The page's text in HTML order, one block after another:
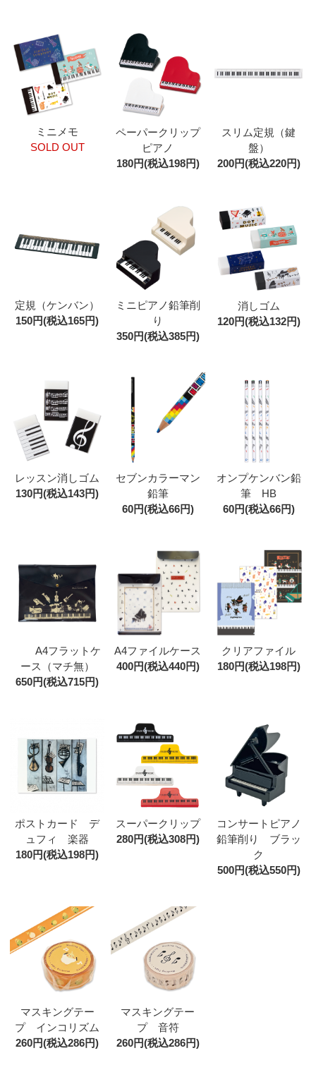
ミニメモ
SOLD OUT
ペーパークリップ
ピアノ
180円(税込198円)
スリム定規（鍵
盤）
200円(税込220円)
定規（ケンバン）
150円(税込165円)
ミニピアノ鉛筆削
り
350円(税込385円)
消しゴム
120円(税込132円)
レッスン消しゴム
130円(税込143円)
セブンカラーマン
鉛筆
60円(税込66円)
オンプケンバン鉛
筆 HB
60円(税込66円)
A4フラットケ
ース（マチ無）
650円(税込715円)
A4ファイルケース
400円(税込440円)
クリアファイル
180円(税込198円)
ポストカード デ
ュフィ 楽器
180円(税込198円)
スーパークリップ
280円(税込308円)
コンサートピアノ
鉛筆削り ブラッ
ク
500円(税込550円)
マスキングテー
プ インコリズム
260円(税込286円)
マスキングテー
プ 音符
260円(税込286円)